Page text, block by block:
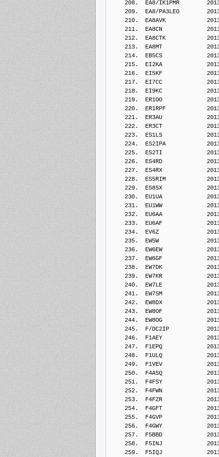
208.  EA8/IK1PMR
209.  EA8/PA3LEO
210.  EA8AVK
211.  EA8CN
212.  EA8CTK
213.  EA8MT
214.  EB5CS
215.  EI2KA
216.  EI5KF
217.  EI7CC
218.  EI9KC
219.  ER1OO
220.  ER1RPF
221.  ER3AU
222.  ER3CT
223.  ES1LS
224.  ES2IPA
225.  ES2TI
226.  ES4RD
227.  ES4RX
228.  ES5RIM
229.  ES8SX
230.  EU1UA
231.  EU1WW
232.  EU6AA
233.  EU6AF
234.  EV6Z
235.  EW5W
236.  EW6EW
237.  EW6GF
238.  EW7DK
239.  EW7KR
240.  EW7LE
241.  EW7SM
242.  EW8DX
243.  EW8OF
244.  EW8OG
245.  F/DC2IP
246.  F1AEY
247.  F1EPQ
248.  F1ULQ
249.  F1VEV
250.  F4ASQ
251.  F4FSY
252.  F4FWN
253.  F4FZR
254.  F4GFT
255.  F4GVP
256.  F4GWY
257.  F5BBD
258.  F5INJ
259.  F5IQJ